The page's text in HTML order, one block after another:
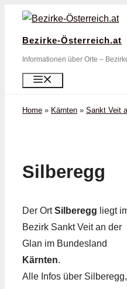
Zum
springen
Bezirke-Österreich.at
Informationen über Orte –
Home » Kärnten » Sankt Veit
Silberegg
Der OrtSilberegg liegt
Bezirk Sankt Veit an der
Glan im Bundesland
Kärnten.
Alle Infos über Silberegg,